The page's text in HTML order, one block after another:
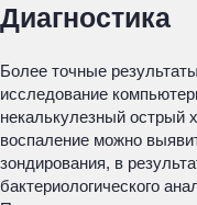
Диагностика
Более точные
исследование
некалькулезный острый
воспаление можно
зондирования, в
бактериологического